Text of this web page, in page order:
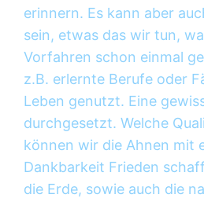
erinnern. Es kann aber
sein, etwas das wir tun,
Vorfahren schon einmal
z.B. erlernte Berufe oder
Leben genutzt. Eine
durchgesetzt. Welche
können wir die Ahnen mit
Dankbarkeit Frieden
die Erde, sowie auch die